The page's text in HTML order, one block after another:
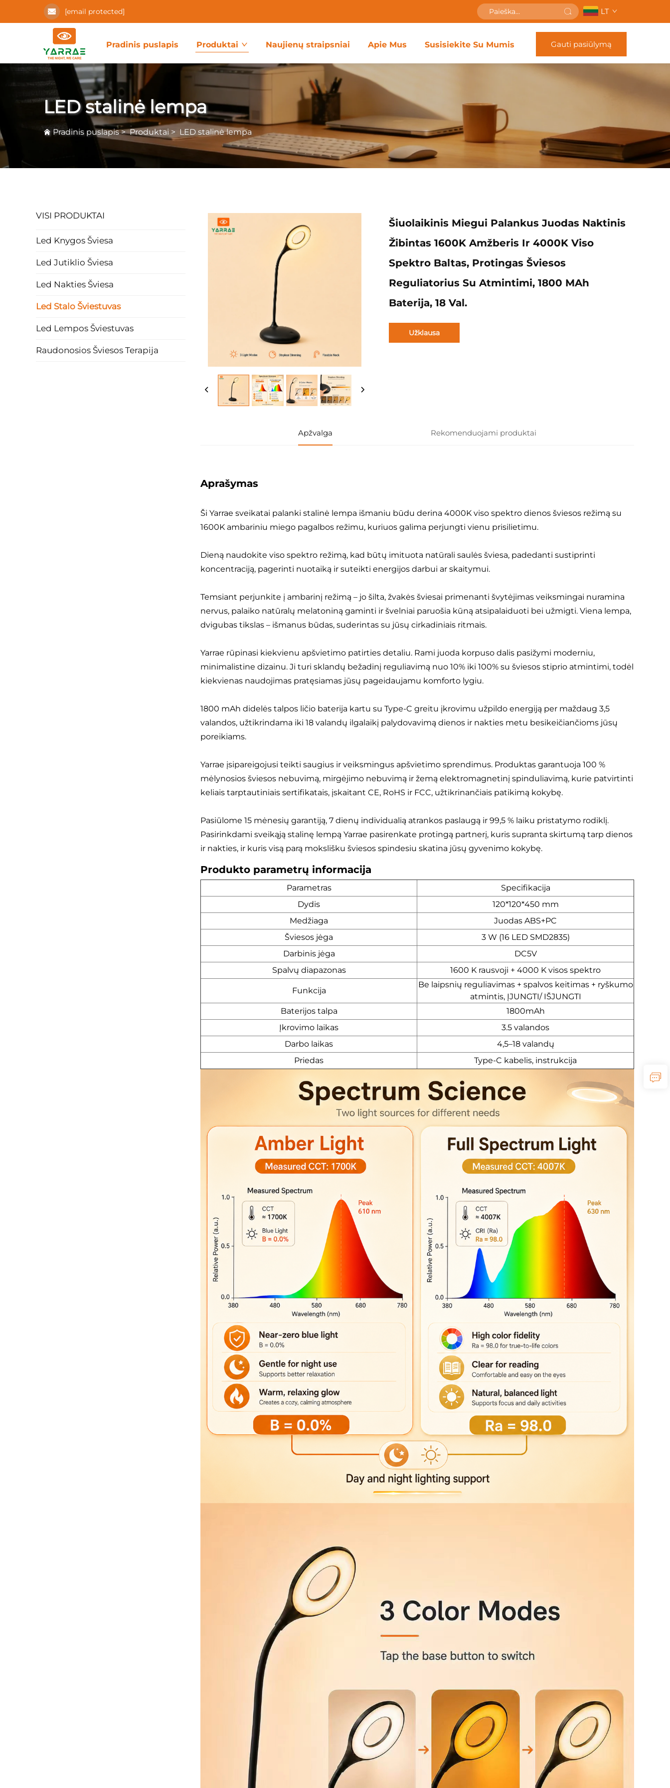
[email protected] LT
Pradinis puslapis Produktai Naujienų straipsniai Apie Mus Susisiekite Su Mumis Gauti pasiūlymą
LED stalinė lempa
Pradinis puslapis>Produktai > LED stalinė lempa
VISI PRODUKTAI
Led Knygos Šviesa
Led Jutiklio Šviesa
Led Nakties Šviesa
Led Stalo Šviestuvas
Led Lempos Šviestuvas
Raudonosios Šviesos Terapija
Šiuolaikinis Miegui Palankus Juodas Naktinis
Žibintas 1600K Amžberis Ir 4000K Viso
Spektro Baltas, Protingas Šviesos
Reguliatorius Su Atmintimi, 1800 MAh
Baterija, 18 Val.
Užklausa
Apžvalga Rekomenduojami produktai
Aprašymas
Ši Yarrae sveikatai palanki stalinė lempa išmaniu būdu derina 4000K viso spektro dienos šviesos režimą su
1600K ambariniu miego pagalbos režimu, kuriuos galima perjungti vienu prisilietimu.
Dieną naudokite viso spektro režimą, kad būtų imituota natūrali saulės šviesa, padedanti sustiprinti
koncentraciją, pagerinti nuotaiką ir suteikti energijos darbui ar skaitymui.
Temsiant perjunkite į ambarinį režimą – jo šilta, žvakės šviesai primenanti švytėjimas veiksmingai nuramina
nervus, palaiko natūralų melatoniną gaminti ir švelniai paruošia kūną atsipalaiduoti bei užmigti. Viena lempa,
dvigubas tikslas – išmanus būdas, suderintas su jūsų cirkadiniais ritmais.
Yarrae rūpinasi kiekvienu apšvietimo patirties detaliu. Rami juoda korpuso dalis pasižymi moderniu,
minimalistine dizainu. Ji turi sklandų bežadinį reguliavimą nuo 10% iki 100% su šviesos stiprio atmintimi, todėl
kiekvienas naudojimas pratęsiamas jūsų pageidaujamu komforto lygiu.
1800 mAh didelės talpos ličio baterija kartu su Type-C greitu įkrovimu užpildo energiją per maždaug 3,5
valandos, užtikrindama iki 18 valandų ilgalaikį palydovavimą dienos ir nakties metu besikeičiančioms jūsų
poreikiams.
Yarrae įsipareigojusi teikti saugius ir veiksmingus apšvietimo sprendimus. Produktas garantuoja 100 %
mėlynosios šviesos nebuvimą, mirgėjimo nebuvimą ir žemą elektromagnetinį spinduliavimą, kurie patvirtinti
keliais tarptautiniais sertifikatais, įskaitant CE, RoHS ir FCC, užtikrinančiais patikimą kokybę.
Pasiūlome 15 mėnesių garantiją, 7 dienų individualią atrankos paslaugą ir 99,5 % laiku pristatymo rodiklį.
Pasirinkdami sveikąją stalinę lempą Yarrae pasirenkate protingą partnerį, kuris supranta skirtumą tarp dienos
ir nakties, ir kuris visą parą mokslišku šviesos spindesiu skatina jūsų gyvenimo kokybę.
Produkto parametrų informacija
Parametras
Specifikacija
Dydis
120*120*450 mm
Medžiaga
Juodas ABS+PC
Šviesos jėga
3 W (16 LED SMD2835)
Darbinis jėga
DC5V
Spalvų diapazonas
1600 K rausvoji + 4000 K visos spektro
Funkcija
Be laipsnių reguliavimas + spalvos keitimas + ryškumo
atmintis, ĮJUNGTI/ IŠJUNGTI
Baterijos talpa
1800mAh
Įkrovimo laikas
3.5 valandos
Darbo laikas
4,5–18 valandų
Priedas
Type-C kabelis, instrukcija